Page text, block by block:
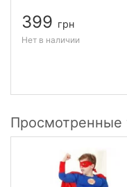
399 грн
Нет в наличии
Просмотренные